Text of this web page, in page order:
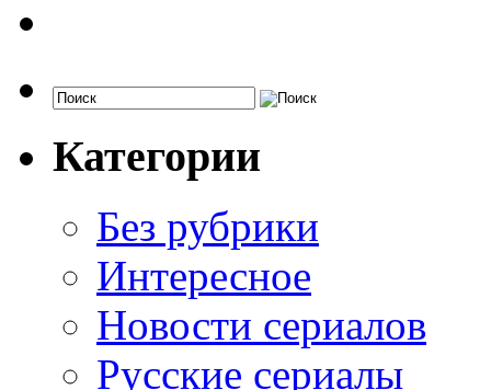
Категории
Без рубрики
Интересное
Новости сериалов
Русские сериалы